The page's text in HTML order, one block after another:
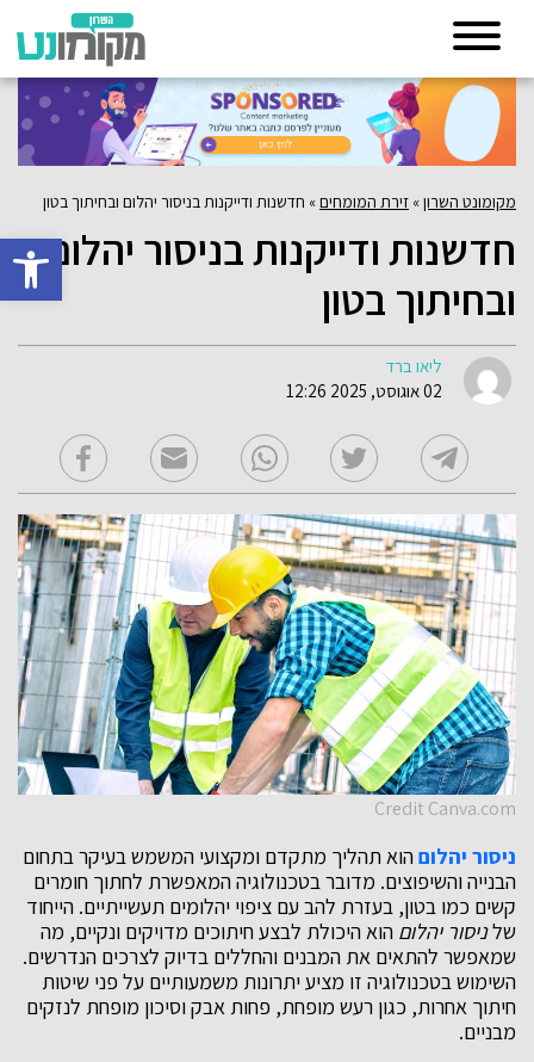
פתח
מקומונט השרון» זירת המומחים» חדשנות ודייקנות בניסור יהלום ובחיתוך בטון
חדשנות ודייקנות בניסור יהלום
ובחיתוך בטון
ליאו ברד
02 אוגוסט, 2025 12:26
Credit Canva.com
ניסור יהלוםהוא תהליך מתקדם ומקצועי המשמש בעיקר בתחום
הבנייה והשיפוצים. מדובר בטכנולוגיה המאפשרת לחתוך חומרים
קשים כמו בטון, בעזרת להב עם ציפוי יהלומים תעשייתיים. הייחוד
שלניסור יהלום הוא היכולת לבצע חיתוכים מדויקים ונקיים, מה
שמאפשר להתאים את המבנים והחללים בדיוק לצרכים הנדרשים.
השימוש בטכנולוגיה זו מציע יתרונות משמעותיים על פני שיטות
חיתוך אחרות, כגון רעש מופחת, פחות אבק וסיכון מופחת לנזקים
מבניים.